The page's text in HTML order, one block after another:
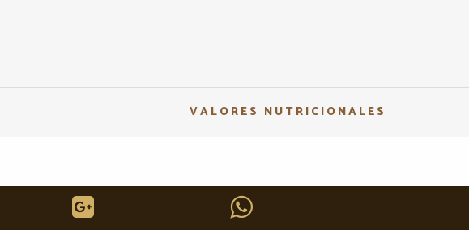
VALORES NUTRICIONALES